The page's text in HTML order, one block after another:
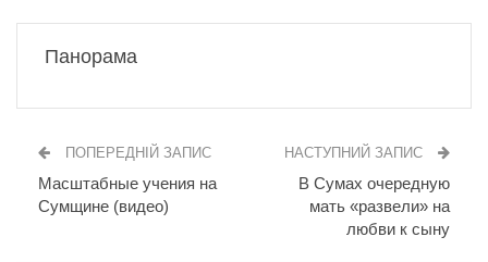
Панорама
ПОПЕРЕДНІЙ ЗАПИС
Масштабные учения на
Сумщине (видео)
НАСТУПНИЙ ЗАПИС
В Сумах очередную
мать «развели» на
любви к сыну